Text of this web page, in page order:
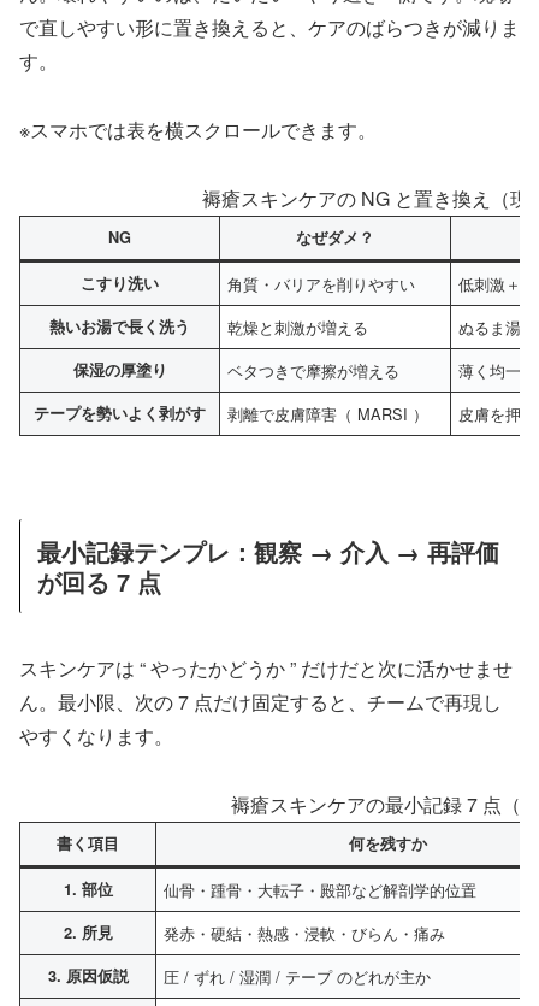
で直しやすい形に置き換えると、ケアのばらつきが減りま
す。
※スマホでは表を横スクロールできます。
褥瘡スキンケアの NG と置き換え（現
NG なぜダメ？
こすり洗い 角質・バリアを削りやすい 低刺激＋
熱いお湯で長く洗う 乾燥と刺激が増える ぬるま湯
保湿の厚塗り ベタつきで摩擦が増える 薄く均一に
テープを勢いよく剥がす 剥離で皮膚障害（ MARSI ） 皮膚を押
最小記録テンプレ：観察 → 介入 → 再評価
が回る 7 点
スキンケアは “ やったかどうか ” だけだと次に活かせませ
ん。最小限、次の 7 点だけ固定すると、チームで再現し
やすくなります。
褥瘡スキンケアの最小記録 7 点（
書く項目 何を残すか
1. 部位 仙骨・踵骨・大転子・殿部など解剖学的位置
2. 所見 発赤・硬結・熱感・浸軟・びらん・痛み
3. 原因仮説 圧 / ずれ / 湿潤 / テープ のどれが主か